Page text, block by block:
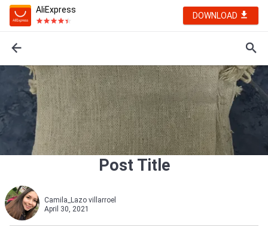
AliExpress
DOWNLOAD
Post Title
Camila_Lazo villarroel
April 30, 2021